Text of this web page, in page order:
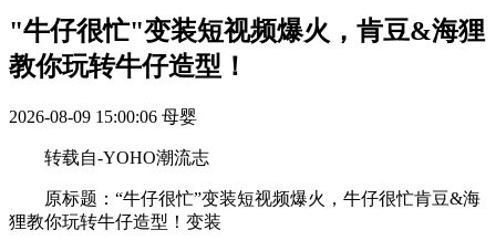
"牛仔很忙"变装短视频爆火，肯豆&海狸
教你玩转牛仔造型！
2026-08-09 15:00:06 母婴
转载自-YOHO潮流志
原标题：“牛仔很忙”变装短视频爆火，牛仔很忙肯豆&海
狸教你玩转牛仔造型！变装